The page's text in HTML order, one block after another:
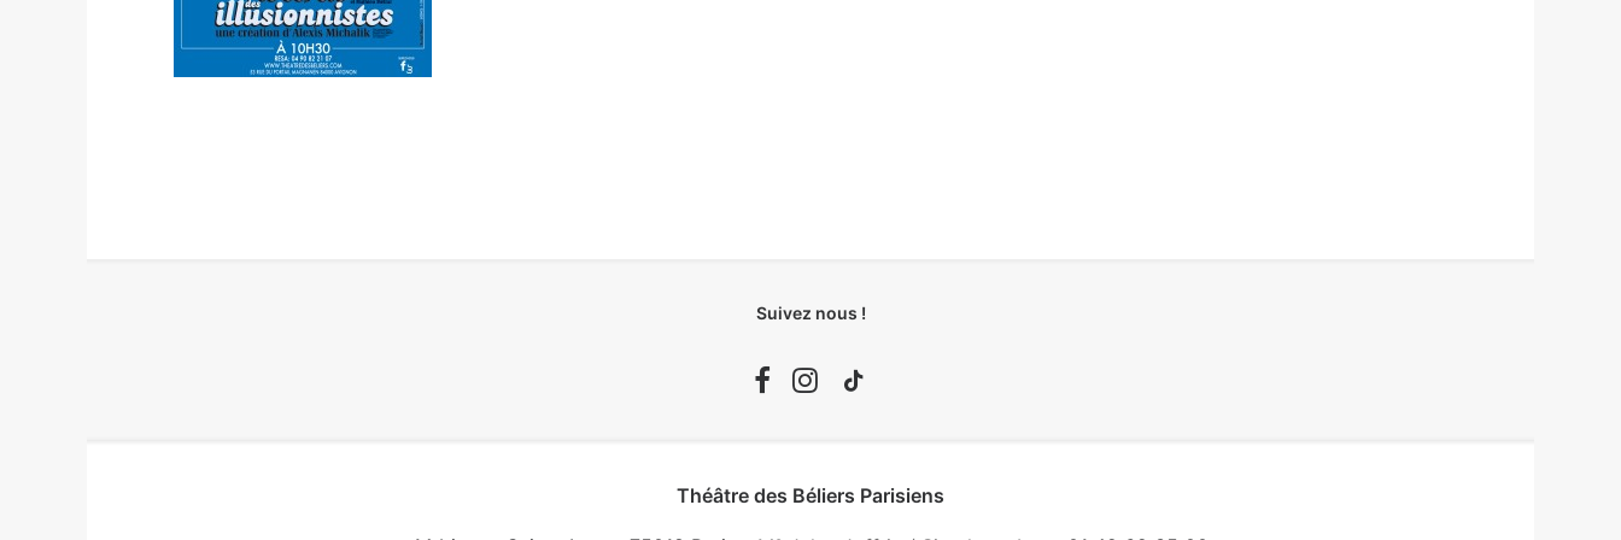
Suivez nous !
Théâtre des Béliers Parisiens